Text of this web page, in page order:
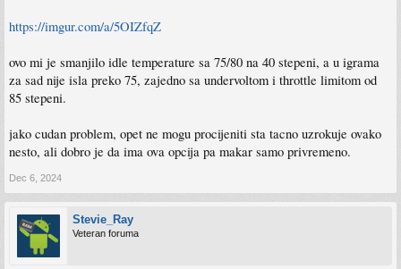
https://imgur.com/a/5OIZfqZ
ovo mi je smanjilo idle temperature sa 75/80 na 40 stepeni, a u igrama
za sad nije isla preko 75, zajedno sa undervoltom i throttle limitom od
85 stepeni.
jako cudan problem, opet ne mogu procijeniti sta tacno uzrokuje ovako
nesto, ali dobro je da ima ova opcija pa makar samo privremeno.
Dec 6, 2024
Stevie_Ray
Veteran foruma